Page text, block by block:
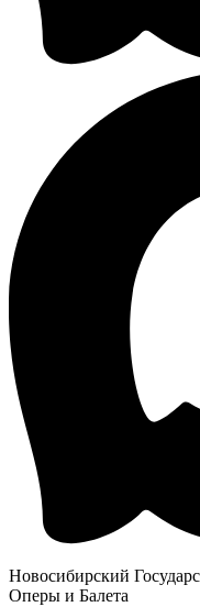
Новосибирский
Оперы и Балета